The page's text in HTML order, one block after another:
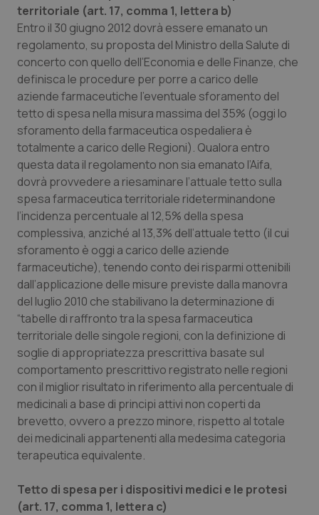
Psoriasi & pelle
Quotidiano Cardiologia
Quotidiano Chirurgia
Quotidiano Oncologia
Quotidiano Pediatria
Rene & patologie urogenitali
Salute orale & impianti
Sangue & coagulazione
Tiroide
Tumore al seno
Tumore ovarico
Tumori del Polmone & Testa Collo
Tumori gastrointestinali
Ulcera & Reflusso
territoriale (art. 17, comma 1, lettera b)
Entro il 30 giugno 2012 dovrà essere emanato un
regolamento, su proposta del Ministro della Salute di
concerto con quello dell’Economia e delle Finanze, che
definisca le procedure per porre a carico delle
aziende farmaceutiche l’eventuale sforamento del
tetto di spesa nella misura massima del 35% (oggi lo
sforamento della farmaceutica ospedaliera è
totalmente a carico delle Regioni). Qualora entro
questa data il regolamento non sia emanato l’Aifa,
dovrà provvedere a riesaminare l’attuale tetto sulla
spesa farmaceutica territoriale rideterminandone
l’incidenza percentuale al 12,5% della spesa
complessiva, anziché al 13,3% dell’attuale tetto (il cui
sforamento è oggi a carico delle aziende
farmaceutiche), tenendo conto dei risparmi ottenibili
dall’applicazione delle misure previste dalla manovra
del luglio 2010 che stabilivano la determinazione di
“tabelle di raffronto tra la spesa farmaceutica
territoriale delle singole regioni, con la definizione di
soglie di appropriatezza prescrittiva basate sul
comportamento prescrittivo registrato nelle regioni
con il miglior risultato in riferimento alla percentuale di
medicinali a base di principi attivi non coperti da
brevetto, ovvero a prezzo minore, rispetto al totale
dei medicinali appartenenti alla medesima categoria
terapeutica equivalente.
Tetto di spesa per i dispositivi medici e le protesi
(art. 17, comma 1, lettera c)